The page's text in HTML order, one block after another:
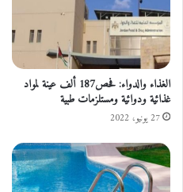
و
ع
ل
ى
ح
د
ة
ل
ب
ص
الغذاء والدواء: فحص187 ألف عينة لمواد
غذائية ودوائية ومستلزمات طبية
27 يونيو، 2022